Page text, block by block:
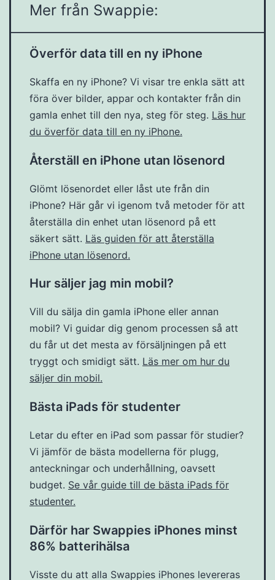
Mer från Swappie:
Överför data till en ny iPhone
Skaffa en ny iPhone? Vi visar tre enkla sätt att
föra över bilder, appar och kontakter från din
gamla enhet till den nya, steg för steg. Läs hur
du överför data till en ny iPhone.
Återställ en iPhone utan lösenord
Glömt lösenordet eller låst ute från din
iPhone? Här går vi igenom två metoder för att
återställa din enhet utan lösenord på ett
säkert sätt. Läs guiden för att återställa
iPhone utan lösenord.
Hur säljer jag min mobil?
Vill du sälja din gamla iPhone eller annan
mobil? Vi guidar dig genom processen så att
du får ut det mesta av försäljningen på ett
tryggt och smidigt sätt. Läs mer om hur du
säljer din mobil.
Bästa iPads för studenter
Letar du efter en iPad som passar för studier?
Vi jämför de bästa modellerna för plugg,
anteckningar och underhållning, oavsett
budget. Se vår guide till de bästa iPads för
studenter.
Därför har Swappies iPhones minst
86% batterihälsa
Visste du att alla Swappies iPhones levereras